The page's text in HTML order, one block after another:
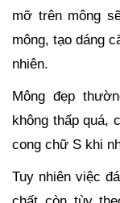
mỡ trên mông
mông, tạo dáng
nhiên.
Mông đẹp
không thấp quá,
cong chữ S khi
Tuy nhiên việc